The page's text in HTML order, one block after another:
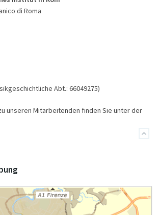
di Roma
Abt.: 66049275)
unseren Mitarbeitenden finden Sie unter der